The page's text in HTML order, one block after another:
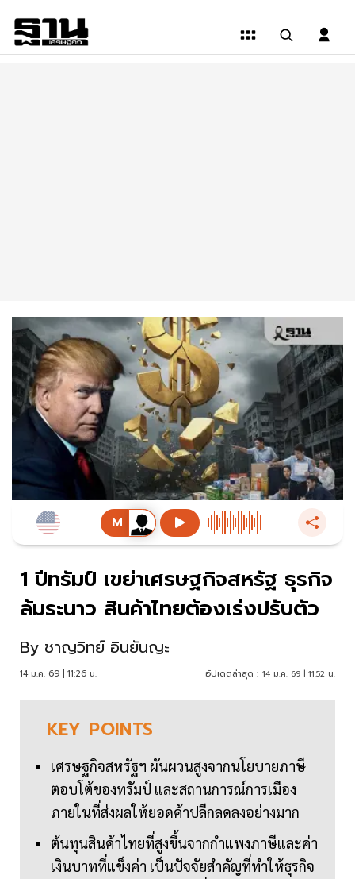
1 ปีทรัมป์ เขย่าเศรษฐกิจสหรัฐ ธุรกิจ
ล้มระนาว สินค้าไทยต้องเร่งปรับตัว
By ชาญวิทย์ อินยันญะ
14 ม.ค. 69 | 11:26 น. อัปเดตล่าสุด : 14 ม.ค. 69 | 11:52 น.
KEY POINTS
เศรษฐกิจสหรัฐฯ ผันผวนสูงจากนโยบายภาษี
ตอบโต้ของทรัมป์ และสถานการณ์การเมือง
ภายในที่ส่งผลให้ยอดค้าปลีกลดลงอย่างมาก
ต้นทุนสินค้าไทยที่สูงขึ้นจากกำแพงภาษีและค่า
เงินบาทที่แข็งค่า เป็นปัจจัยสำคัญที่ทำให้ธุรกิจ